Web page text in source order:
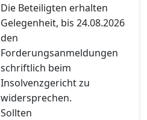
Die Beteiligten erhalten
Gelegenheit, bis 24.08.2026
den
Forderungsanmeldungen
schriftlich beim
Insolvenzgericht zu
widersprechen.
Sollten